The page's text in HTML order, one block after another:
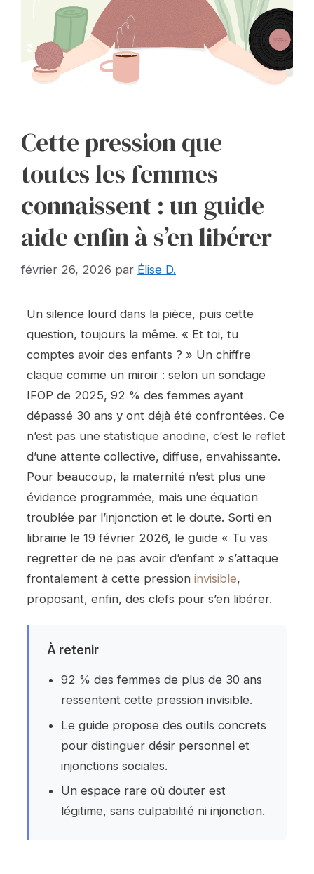
Cette pression que
toutes les femmes
connaissent : un guide
aide enfin à s’en libérer
février 26, 2026 par Élise D.
Un silence lourd dans la pièce, puis cette
question, toujours la même. « Et toi, tu
comptes avoir des enfants ? » Un chiffre
claque comme un miroir : selon un sondage
IFOP de 2025, 92 % des femmes ayant
dépassé 30 ans y ont déjà été confrontées. Ce
n’est pas une statistique anodine, c’est le reflet
d’une attente collective, diffuse, envahissante.
Pour beaucoup, la maternité n’est plus une
évidence programmée, mais une équation
troublée par l’injonction et le doute. Sorti en
librairie le 19 février 2026, le guide « Tu vas
regretter de ne pas avoir d’enfant » s’attaque
frontalement à cette pression invisible,
proposant, enfin, des clefs pour s’en libérer.
À retenir
92 % des femmes de plus de 30 ans
ressentent cette pression invisible.
Le guide propose des outils concrets
pour distinguer désir personnel et
injonctions sociales.
Un espace rare où douter est
légitime, sans culpabilité ni injonction.